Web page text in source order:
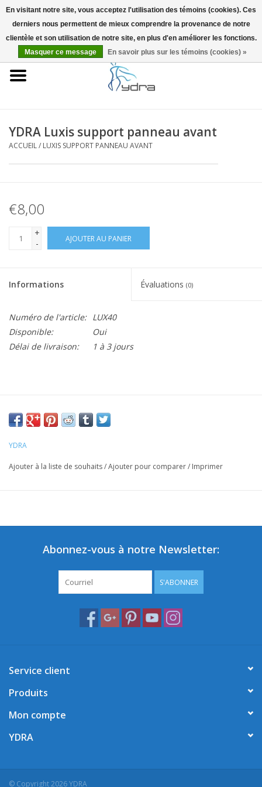
EUR
Accueil
YDRA Luxis support panneau avant
ACCUEIL/ LUXIS SUPPORT PANNEAU AVANT
€8,00
+
-
AJOUTER AU PANIER
Informations Évaluations (0)
Numéro de l'article: LUX40
Disponible:
Oui
Délai de livraison:
1 à 3 jours
YDRA
Ajouter à la liste de souhaits/Ajouter pour comparer/ Imprimer
Abonnez-vous à notre Newsletter:
S'ABONNER
Service client
Produits
Mon compte
YDRA
© Copyright 2026 YDRA
En visitant notre site, vous acceptez l'utilisation des témoins (cookies). Ces
derniers nous permettent de mieux comprendre la provenance de notre
clientèle et son utilisation de notre site, en plus d'en améliorer les fonctions.
Masquer ce message
En savoir plus sur les témoins (cookies) »